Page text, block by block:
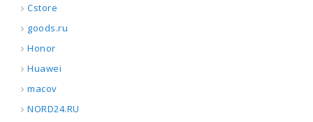
Cstore
goods.ru
Honor
Huawei
macov
NORD24.RU